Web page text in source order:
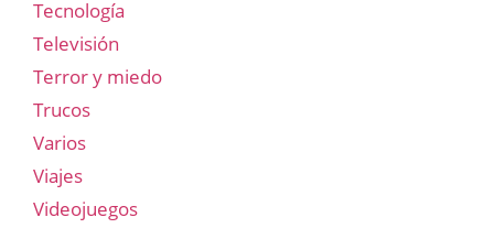
Tecnología
Televisión
Terror y miedo
Trucos
Varios
Viajes
Videojuegos